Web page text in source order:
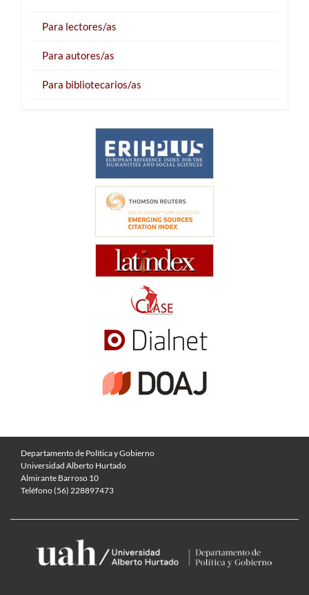
Para lectores/as
Para autores/as
Para bibliotecarios/as
Departamento de Política y Gobierno
Universidad Alberto Hurtado
Almirante Barroso 10
Teléfono (56) 228897473